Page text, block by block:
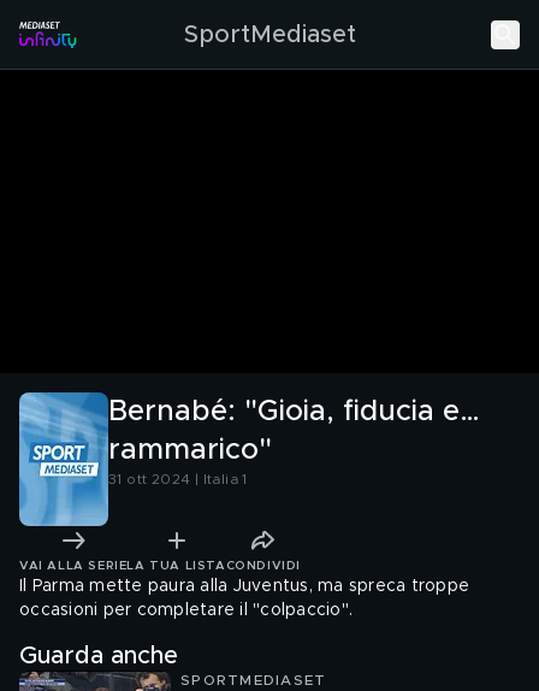
SportMediaset
Bernabé: "Gioia, fiducia e…
rammarico"
31 ott 2024 | Italia 1
VAI ALLA SERIE LA TUA LISTA CONDIVIDI
Il Parma mette paura alla Juventus, ma spreca troppe
occasioni per completare il "colpaccio".
Guarda anche
SPORTMEDIASET